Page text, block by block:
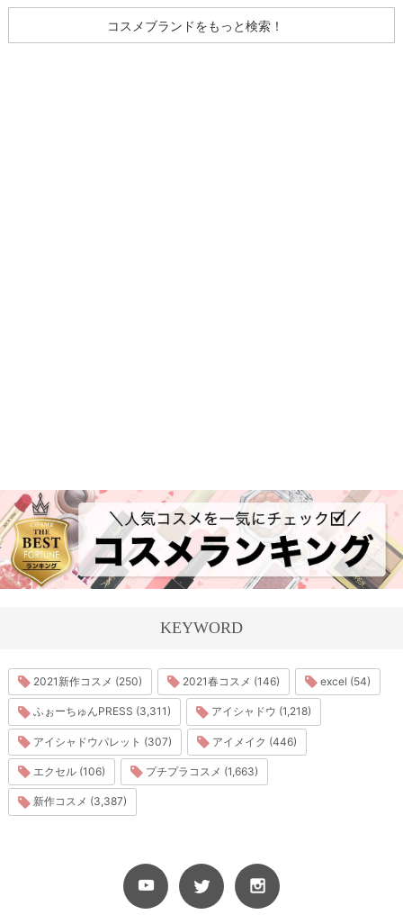
コスメブランドをもっと検索！
KEYWORD
2021新作コスメ (250) 2021春コスメ (146) excel (54)
ふぉーちゅんPRESS (3,311) アイシャドウ (1,218)
アイシャドウパレット (307) アイメイク (446)
エクセル (106) プチプラコスメ (1,663)
新作コスメ (3,387)